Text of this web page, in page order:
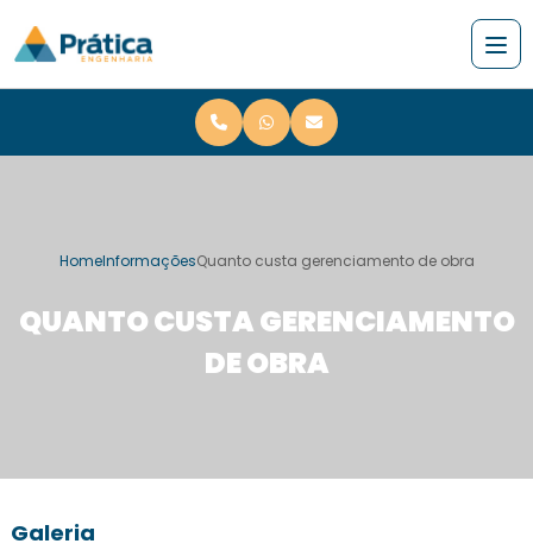
HomeInformaçõesQuanto custa gerenciamento de obra
QUANTO CUSTA GERENCIAMENTO
DE OBRA
Galeria